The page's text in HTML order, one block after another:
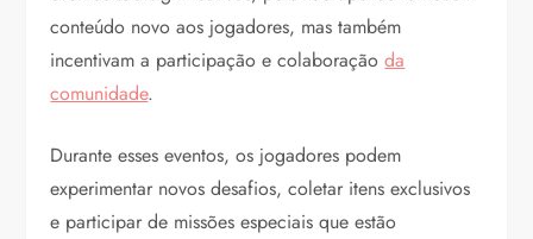
conteúdo novo aos jogadores, mas também
incentivam a participação e colaboraçãoda
comunidade.
Durante esses eventos, os jogadores podem
experimentar novos desafios, coletar itens exclusivos
e participar de missões especiais que estão